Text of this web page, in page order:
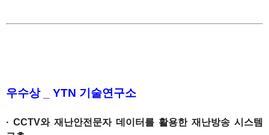
우수상 _ YTN 기술연구소
· CCTV와 재난안전문자 데이터를 활용한 재난방송 시스템